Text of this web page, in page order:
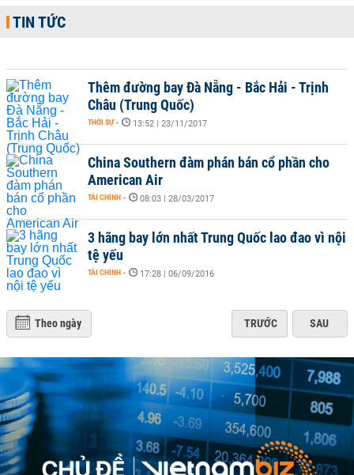
TIN TỨC
Thêm đường bay Đà Nẵng - Bắc Hải - Trịnh
Châu (Trung Quốc)
THỜI SỰ - 13:52 | 23/11/2017
China Southern đàm phán bán cổ phần cho
American Air
TÀI CHÍNH - 08:03 | 28/03/2017
3 hãng bay lớn nhất Trung Quốc lao đao vì nội
tệ yếu
TÀI CHÍNH - 17:28 | 06/09/2016
Theo ngày TRƯỚC SAU